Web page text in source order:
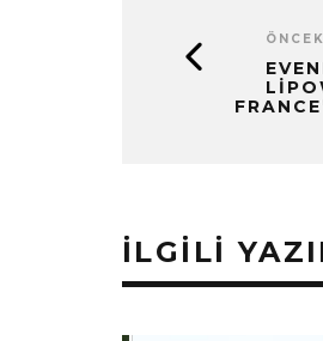
İLGILI